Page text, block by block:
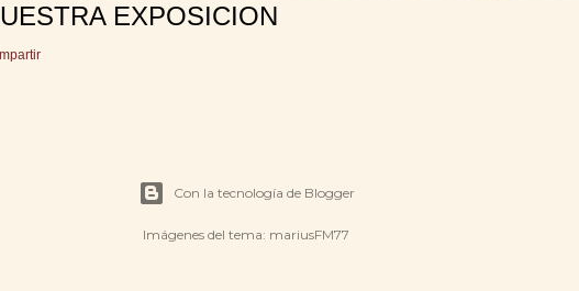
EXPOSICION
Con la tecnología de Blogger
Imágenes del tema: mariusFM77